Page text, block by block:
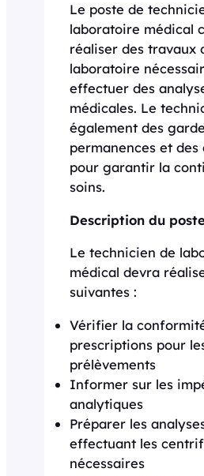
Le poste de
laboratoire médical
réaliser des travaux
laboratoire
effectuer des
médicales. Le
également des
permanences et des
pour garantir la
soins.
Description du
Le technicien de
médical devra
suivantes :
Vérifier la
prescriptions pour
prélèvements
Informer sur les
analytiques
Préparer les
effectuant les
nécessaires